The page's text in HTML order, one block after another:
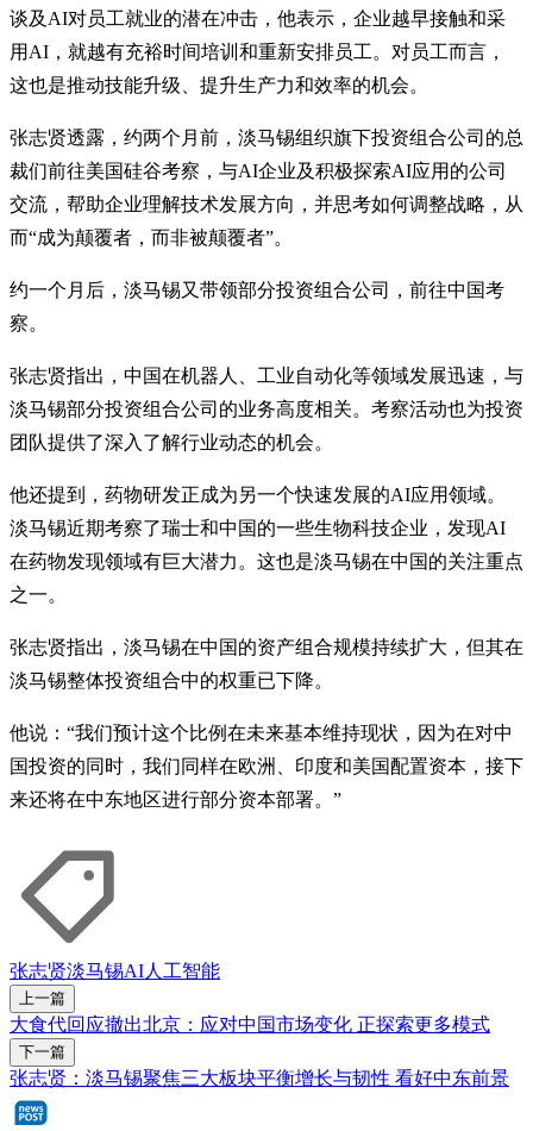
谈及AI对员工就业的潜在冲击，他表示，企业越早接触和采
用AI，就越有充裕时间培训和重新安排员工。对员工而言，
这也是推动技能升级、提升生产力和效率的机会。
张志贤透露，约两个月前，淡马锡组织旗下投资组合公司的总
裁们前往美国硅谷考察，与AI企业及积极探索AI应用的公司
交流，帮助企业理解技术发展方向，并思考如何调整战略，从
而“成为颠覆者，而非被颠覆者”。
约一个月后，淡马锡又带领部分投资组合公司，前往中国考
察。
张志贤指出，中国在机器人、工业自动化等领域发展迅速，与
淡马锡部分投资组合公司的业务高度相关。考察活动也为投资
团队提供了深入了解行业动态的机会。
他还提到，药物研发正成为另一个快速发展的AI应用领域。
淡马锡近期考察了瑞士和中国的一些生物科技企业，发现AI
在药物发现领域有巨大潜力。这也是淡马锡在中国的关注重点
之一。
张志贤指出，淡马锡在中国的资产组合规模持续扩大，但其在
淡马锡整体投资组合中的权重已下降。
他说：“我们预计这个比例在未来基本维持现状，因为在对中
国投资的同时，我们同样在欧洲、印度和美国配置资本，接下
来还将在中东地区进行部分资本部署。”
张志贤淡马锡AI人工智能
上一篇
大食代回应撤出北京：应对中国市场变化 正探索更多模式
下一篇
张志贤：淡马锡聚焦三大板块平衡增长与韧性 看好中东前景